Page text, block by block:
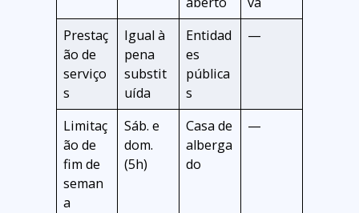
Prestaç
ão de
serviço
s
Igual à
pena
substit
uída
Entidad
es
pública
s
—
Limitaç
ão de
fim de
seman
a
Sáb. e
dom.
(5h)
Casa de
alberga
do
—